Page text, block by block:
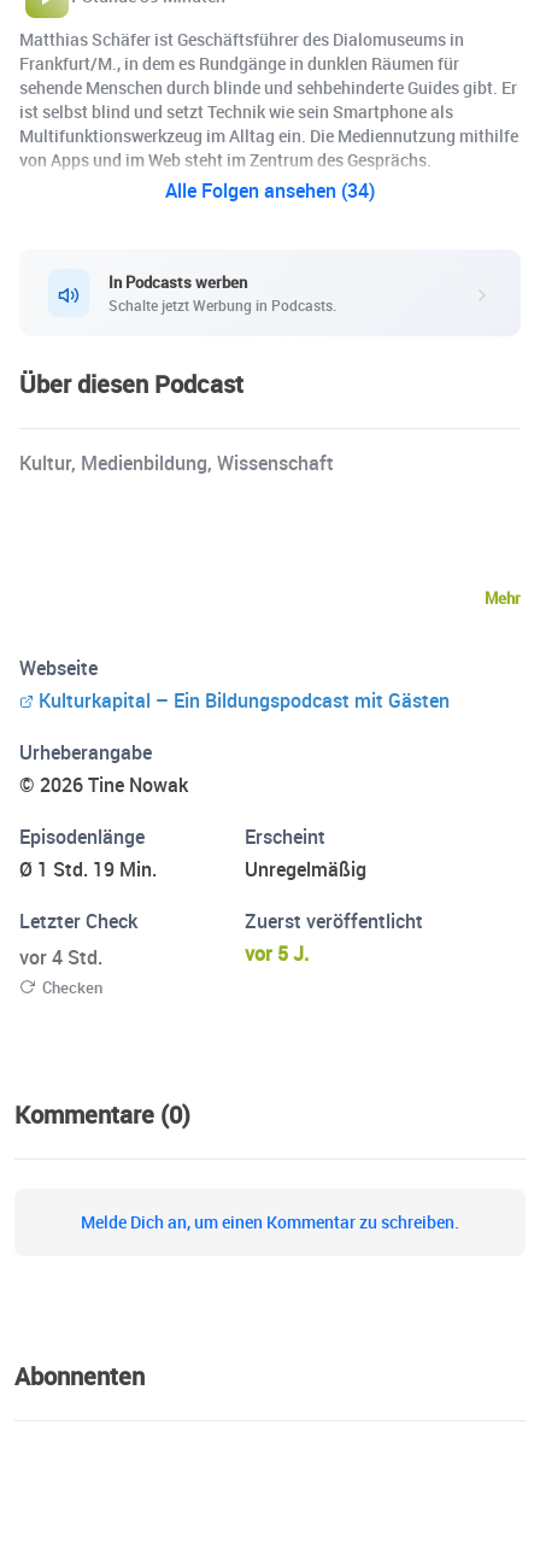
Matthias Schäfer ist Geschäftsführer des Dialomuseums in
Frankfurt/M., in dem es Rundgänge in dunklen Räumen für
sehende Menschen durch blinde und sehbehinderte Guides gibt. Er
ist selbst blind und setzt Technik wie sein Smartphone als
Multifunktionswerkzeug im Alltag ein. Die Mediennutzung mithilfe
von Apps und im Web steht im Zentrum des Gesprächs.
Alle Folgen ansehen (34)
In Podcasts werben
Schalte jetzt Werbung in Podcasts.
Über diesen Podcast
Kultur, Medienbildung, Wissenschaft
Mehr
Webseite
Kulturkapital – Ein Bildungspodcast mit Gästen
Urheberangabe
© 2026 Tine Nowak
Episodenlänge
Ø 1 Std. 19 Min.
Erscheint
Unregelmäßig
Letzter Check
vor 4 Std.
Checken
Zuerst veröffentlicht
vor 5 J.
Kommentare (0)
Melde Dich an, um einen Kommentar zu schreiben.
Abonnenten